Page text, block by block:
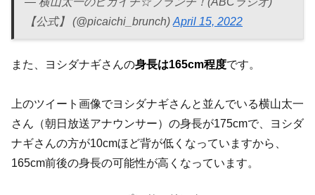
【公式】 (@picaichi_brunch) April 15, 2022
また、ヨシダナギさんの身長は165cm程度です。
上のツイート画像でヨシダナギさんと並んでいる横山太一
さん（朝日放送アナウンサー）の身長が175cmで、ヨシダ
ナギさんの方が10cmほど背が低くなっていますから、
165cm前後の身長の可能性が高くなっています。